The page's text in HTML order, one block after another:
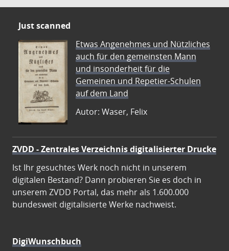
Just scanned
Etwas Angenehmes und Nützliches
auch für den gemeinsten Mann
und insonderheit für die
Gemeinen und Repetier-Schulen
auf dem Land
Autor: Waser, Felix
ZVDD - Zentrales Verzeichnis digitalisierter Drucke
Ist Ihr gesuchtes Werk noch nicht in unserem
digitalen Bestand? Dann probieren Sie es doch in
unserem ZVDD Portal, das mehr als 1.600.000
bundesweit digitalisierte Werke nachweist.
DigiWunschbuch